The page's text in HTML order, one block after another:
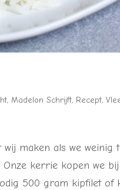
,Madelon Schrijft, Recept,
maken als we weinig
Onze kerrie kopen we
500 gram kipfilet of